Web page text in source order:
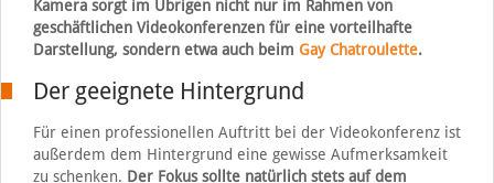
Kamera sorgt im Übrigen nicht nur im Rahmen von
geschäftlichen Videokonferenzen für eine vorteilhafte
Darstellung, sondern etwa auch beim Gay Chatroulette.
Der geeignete Hintergrund
Für einen professionellen Auftritt bei der Videokonferenz ist
außerdem dem Hintergrund eine gewisse Aufmerksamkeit
zu schenken. Der Fokus sollte natürlich stets auf dem